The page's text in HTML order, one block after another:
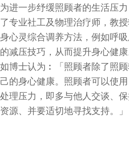
为进一步纾缓照顾者的生活压
了专业社工及物理治疗师，教
身心灵综合调养方法，例如呼
的减压技巧，从而提升身心健
如博士认为︰「照顾者除了照
己的身心健康。照顾者可以使
处理压力，即多与他人交谈、
资源、并要适切地寻找支持。」